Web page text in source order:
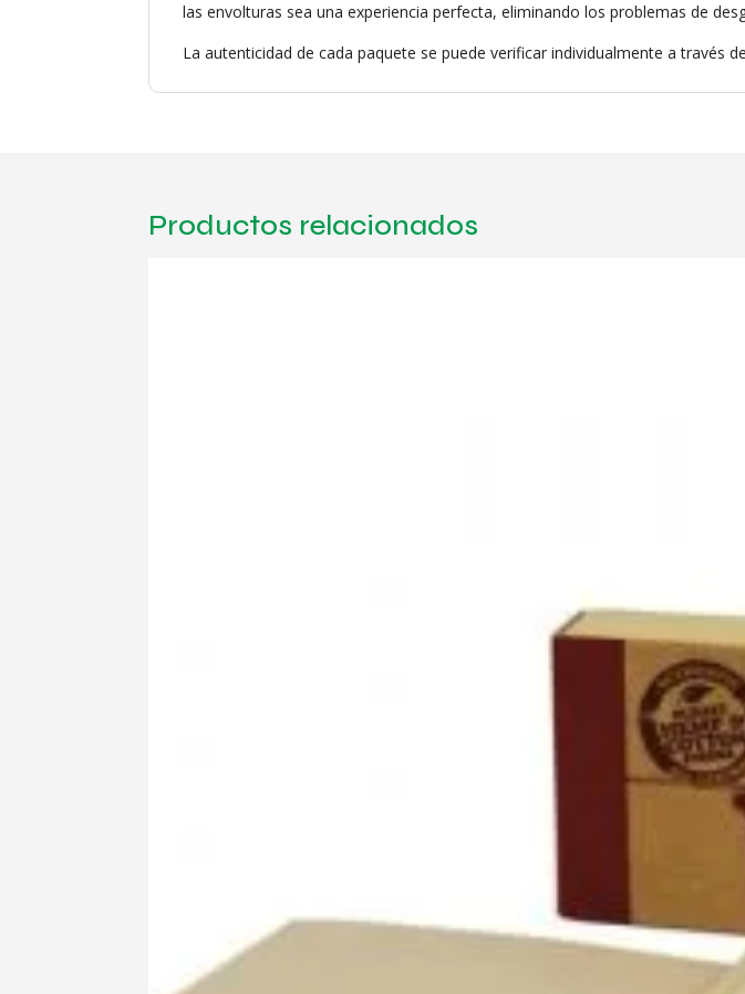
las envolturas sea una experiencia perfecta, eliminando los problemas de
La autenticidad de cada paquete se puede verificar individualmente a través
Productos relacionados